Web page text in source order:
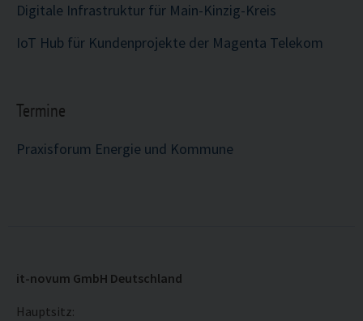
Digitale Infrastruktur für Main-Kinzig-Kreis
IoT Hub für Kundenprojekte der Magenta Telekom
Termine
Praxisforum Energie und Kommune
it-novum GmbH Deutschland
Hauptsitz: